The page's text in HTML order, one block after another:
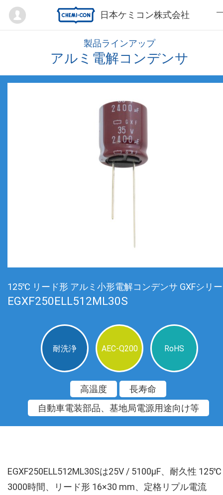
日本ケミコン株式会社
Mypage
製品ラインアップ
アルミ電解コンデンサ
125℃ リード形 アルミ小形電解コンデンサ GXFシリ
EGXF250ELL512ML30S
耐洗浄 AEC-Q200 RoHS
高温度
長寿命
自動車電装部品、基地局電源用途向け等
EGXF250ELL512ML30Sは25V / 5100µF、耐久性 125℃
3000時間、リード形 16×30 mm、定格リプル電流